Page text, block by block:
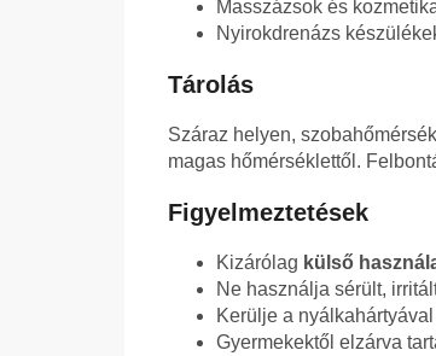
Masszázsok és
Nyirokdrenázs
Tárolás
Száraz helyen,
magas hőmérséklettől.
Figyelmeztetések
Kizárólag külső
Ne használja sérült,
Kerülje a
Gyermekektől elzárva